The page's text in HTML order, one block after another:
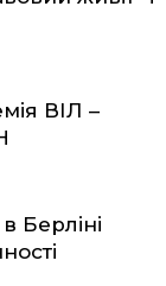
ВІЛ –
Берліні